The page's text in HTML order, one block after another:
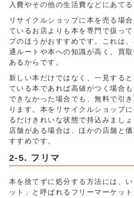
入費やその他の生活費などにあてる
リサイクルショップに本を売る場
ているお店よりも本を専門で扱っ
プのほうがおすすめです。これは
通ルートや本への知識が高く、買
あるからです。
新しい本だけではなく、一見する
ている本であれば高値がつく場合
できなかった場合でも、無料で引
ります。本をリサイクルショップ
るだけきれいな状態で持込みまし
店舗がある場合は、ほかの店舗と
すすめです。
フリマ
本を捨てずに処分する方法には、
ット」と呼ばれるフリーマーケッ